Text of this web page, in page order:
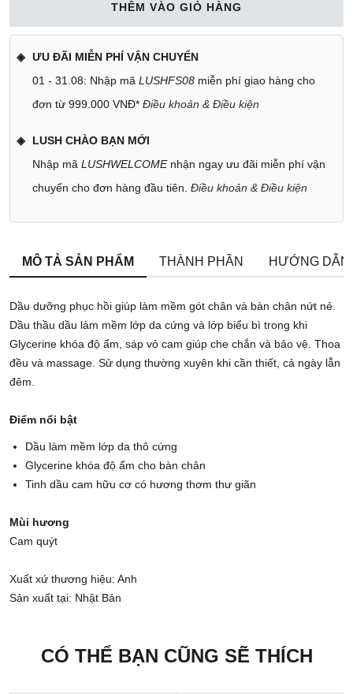
THÊM VÀO GIỎ HÀNG
ƯU ĐÃI MIỄN PHÍ VẬN CHUYỂN
01 - 31.08: Nhập mã LUSHFS08 miễn phí giao hàng cho
đơn từ 999.000 VNĐ* Điều khoản & Điều kiện
LUSH CHÀO BẠN MỚI
Nhập mã LUSHWELCOMEnhận ngay ưu đãi miễn phí vận
chuyển cho đơn hàng đầu tiên. Điều khoản & Điều kiện
MÔ TẢ SẢN PHẨM THÀNH PHẦN HƯỚNG
Dầu dưỡng phục hồi giúp làm mềm gót chân và bàn chân nứt nẻ.
Dầu thầu dầu làm mềm lớp da cứng và lớp biểu bì trong khi
Glycerine khóa độ ẩm, sáp vỏ cam giúp che chắn và bảo vệ. Thoa
đều và massage. Sử dụng thường xuyên khi cần thiết, cả ngày lẫn
đêm.
Điểm nổi bật
Dầu làm mềm lớp da thô cứng
Glycerine khóa độ ẩm cho bàn chân
Tinh dầu cam hữu cơ có hương thơm thư giãn
Mùi hương
Cam quýt
Xuất xứ thương hiệu: Anh
Sản xuất tại: Nhật Bản
CÓ THỂ BẠN CŨNG SẼ THÍCH